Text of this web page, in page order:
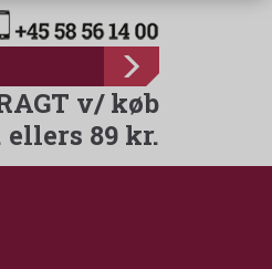
v/ køb
ellers 89 kr.